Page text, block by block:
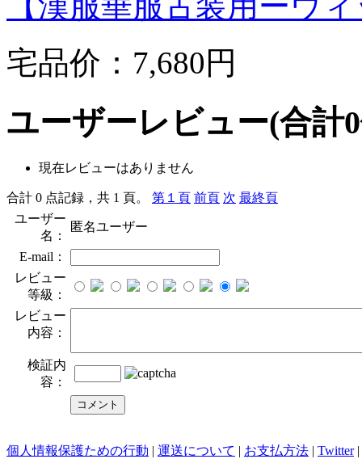
宅品价： 7,680円
ユーザーレビュー(合計0
現在レビューはありません
合計 0 点記録，共 1 頁。 第１頁 前頁 次 最終頁
ユーザー
名：
匿名ユーザー
E-mail：
レビュー
等級：
レビュー
内容：
検証内
容：
evening dresses Wedding Party Dresses bridesmaid dresses Robe De
個人情報保護ための行動 | 運送について | お支払方法 | Twitter|